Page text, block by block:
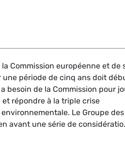
Session septembre 2009
Commission européenne et de
période de cinq ans doit
besoin de la Commission pour
répondre à la triple crise
Le Groupe des
avant une série de
Groupe des VERTS/ALE à la